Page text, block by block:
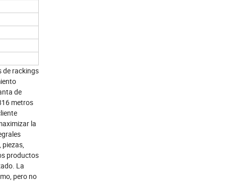
de rackings
de
metros
la
piezas,
productos
La
pero no